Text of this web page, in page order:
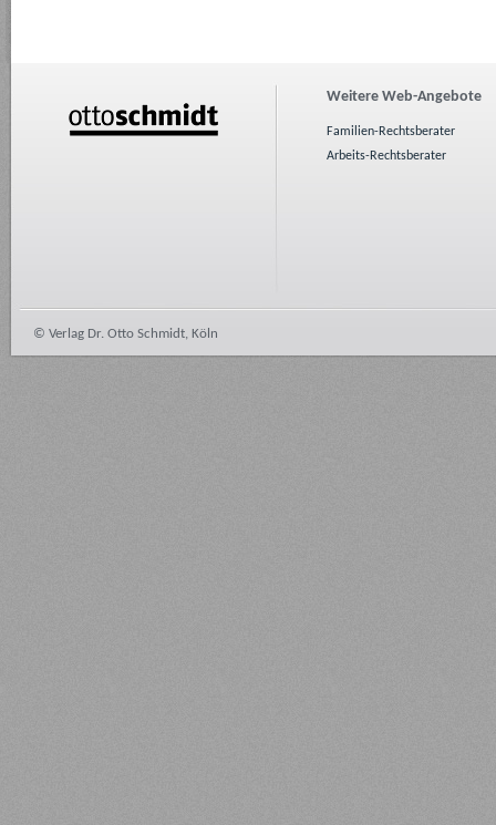
Weitere Web-Angebote
Familien-Rechtsberater
Arbeits-Rechtsberater
© Verlag Dr. Otto Schmidt, Köln